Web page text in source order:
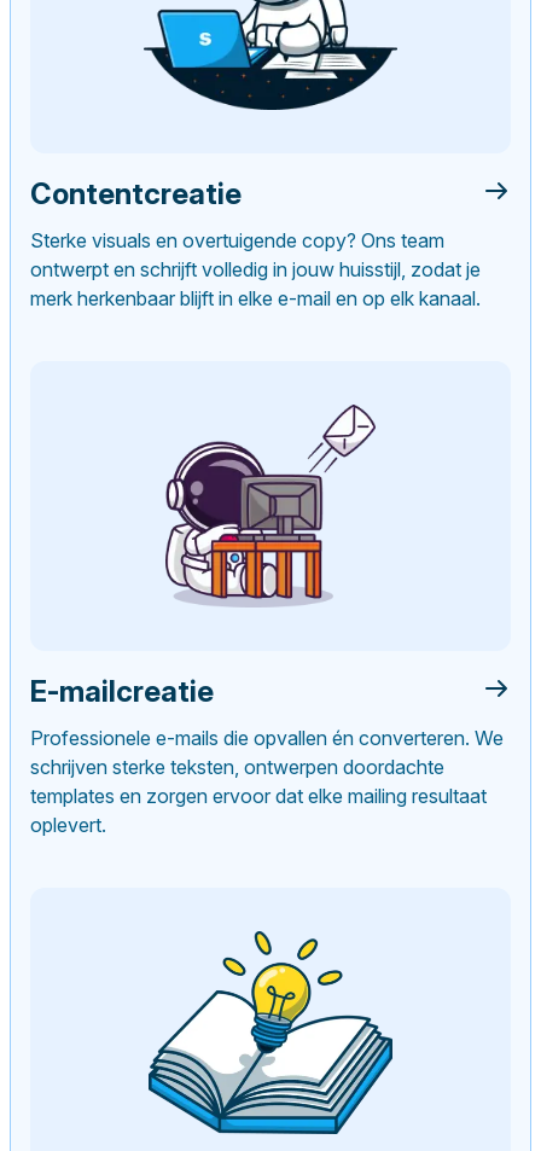
Contentcreatie
Sterke visuals en overtuigende copy? Ons team
ontwerpt en schrijft volledig in jouw huisstijl, zodat je
merk herkenbaar blijft in elke e-mail en op elk kanaal.
E-mailcreatie
Professionele e-mails die opvallen én converteren. We
schrijven sterke teksten, ontwerpen doordachte
templates en zorgen ervoor dat elke mailing resultaat
oplevert.